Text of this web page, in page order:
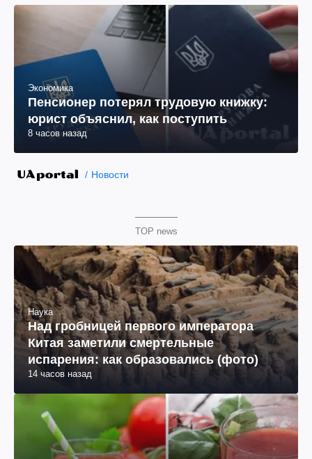
Экономика
Пенсионер потерял трудовую книжку:
юрист объяснил, как поступить
8 часов назад
Новости
TOP news
Наука
Над гробницей первого императора
Китая заметили смертельные
испарения: как образовались (фото)
14 часов назад